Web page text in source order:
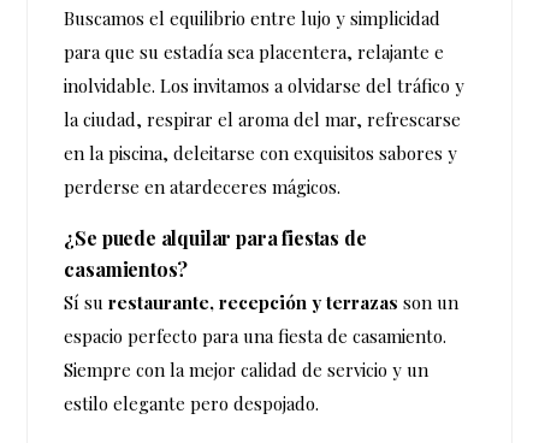
Buscamos el equilibrio entre lujo y simplicidad
para que su estadía sea placentera, relajante e
inolvidable. Los invitamos a olvidarse del tráfico y
la ciudad, respirar el aroma del mar, refrescarse
en la piscina, deleitarse con exquisitos sabores y
perderse en atardeceres mágicos.
¿Se puede alquilar para fiestas de
casamientos?
Sí surestaurante, recepción y terrazas son un
espacio perfecto para una fiesta de casamiento.
Siempre con la mejor calidad de servicio y un
estilo elegante pero despojado.